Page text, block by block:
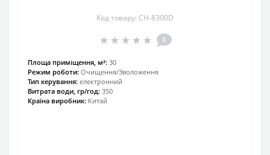
Код товару: СH-8300D
0
Площа приміщення, м²: 30
Режим роботи: Очищення/Зволоження
Тип керування: електронний
Витрата води, гр/год: 350
Країна виробник: Китай